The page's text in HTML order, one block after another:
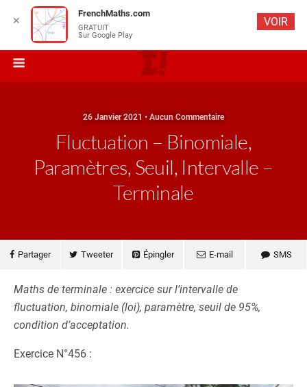
26 Janvier 2021 • Aucun Commentaire
Fluctuation – Binomiale,
Paramètres, Seuil, Intervalle –
Terminale
Partager Tweeter Épingler E-mail SMS
Maths de terminale : exercice sur l’intervalle de
fluctuation, binomiale (loi), paramètre, seuil de 95%,
condition d’acceptation.
Exercice N°456 :
✕
FrenchMaths.com
GRATUIT
Sur Google Play
VOIR